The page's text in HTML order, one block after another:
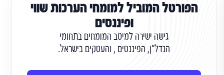
הפורטל המוביל למומחי הערכות שווי
ופיננסים
גישה ישירה למיטב המומחים בתחומי
הנדל"ן, הפיננסים , והעסקים בישראל.